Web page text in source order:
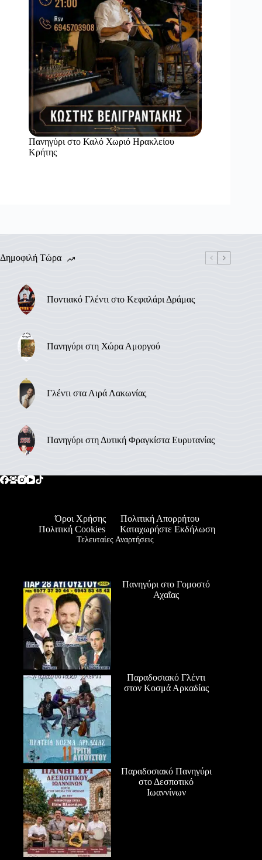
Πανηγύρι στο Καλό Χωριό Ηρακλείου
Κρήτης
Δημοφιλή Τώρα
Ποντιακό Γλέντι στο Κεφαλάρι Δράμας
Πανηγύρι στη Χώρα Αμοργού
Γλέντι στα Λιρά Λακωνίας
Πανηγύρι στη Δυτική Φραγκίστα Ευρυτανίας
Όροι Χρήσης
Πολιτική Απορρήτου
Πολιτική Cookies
Καταχωρήστε Εκδήλωση
Τελευταίες Αναρτήσεις
Πανηγύρι στο Γομοστό
Αχαΐας
Παραδοσιακό Γλέντι
στον Κοσμά Αρκαδίας
Παραδοσιακό Πανηγύρι
στο Δεσποτικό
Ιωαννίνων